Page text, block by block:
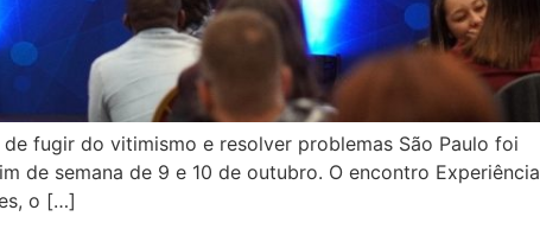
fugir do vitimismo e resolver problemas São Paulo foi
de semana de 9 e 10 de outubro. O encontro Experiência
o […]